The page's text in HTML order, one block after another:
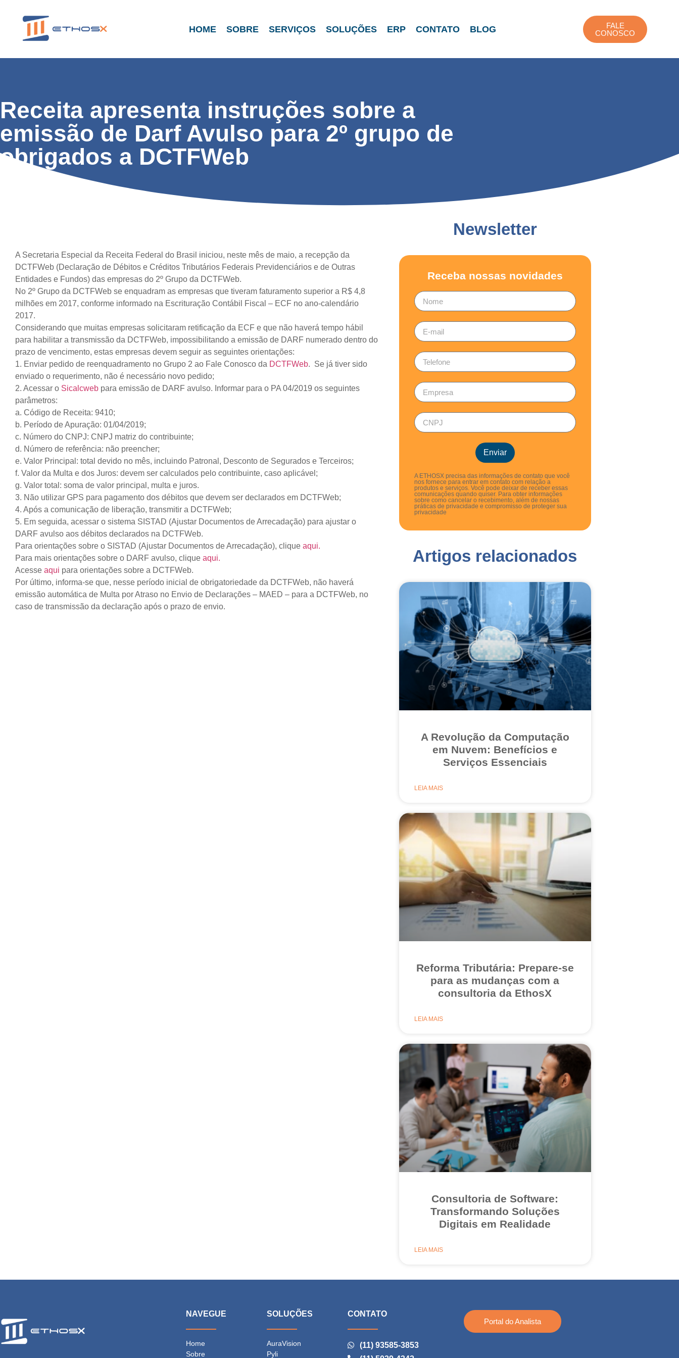
HOME SOBRE SERVIÇOS SOLUÇÕES ERP CONTATO BLOG
FALE
CONOSCO
Receita apresenta instruções sobre a
emissão de Darf Avulso para 2º grupo de
obrigados a DCTFWeb
A Secretaria Especial da Receita Federal do Brasil iniciou, neste mês de maio, a recepção da
DCTFWeb (Declaração de Débitos e Créditos Tributários Federais Previdenciários e de Outras
Entidades e Fundos) das empresas do 2º Grupo da DCTFWeb.
No 2º Grupo da DCTFWeb se enquadram as empresas que tiveram faturamento superior a R$ 4,8
milhões em 2017, conforme informado na Escrituração Contábil Fiscal – ECF no ano-calendário
2017.
Considerando que muitas empresas solicitaram retificação da ECF e que não haverá tempo hábil
para habilitar a transmissão da DCTFWeb, impossibilitando a emissão de DARF numerado dentro do
prazo de vencimento, estas empresas devem seguir as seguintes orientações:
1. Enviar pedido de reenquadramento no Grupo 2 ao Fale Conosco da DCTFWeb. Se já tiver sido
enviado o requerimento, não é necessário novo pedido;
2. Acessar o Sicalcweb para emissão de DARF avulso. Informar para o PA 04/2019 os seguintes
parâmetros:
a. Código de Receita: 9410;
b. Período de Apuração: 01/04/2019;
c. Número do CNPJ: CNPJ matriz do contribuinte;
d. Número de referência: não preencher;
e. Valor Principal: total devido no mês, incluindo Patronal, Desconto de Segurados e Terceiros;
f. Valor da Multa e dos Juros: devem ser calculados pelo contribuinte, caso aplicável;
g. Valor total: soma de valor principal, multa e juros.
3. Não utilizar GPS para pagamento dos débitos que devem ser declarados em DCTFWeb;
4. Após a comunicação de liberação, transmitir a DCTFWeb;
5. Em seguida, acessar o sistema SISTAD (Ajustar Documentos de Arrecadação) para ajustar o
DARF avulso aos débitos declarados na DCTFWeb.
Para orientações sobre o SISTAD (Ajustar Documentos de Arrecadação), clique aqui.
Para mais orientações sobre o DARF avulso, clique aqui.
Acesse aqui para orientações sobre a DCTFWeb.
Por último, informa-se que, nesse período inicial de obrigatoriedade da DCTFWeb, não haverá
emissão automática de Multa por Atraso no Envio de Declarações – MAED – para a DCTFWeb, no
caso de transmissão da declaração após o prazo de envio.
Newsletter
Receba nossas novidades
Enviar
A ETHOSX precisa das informações de contato que você
nos fornece para entrar em contato com relação a
produtos e serviços. Você pode deixar de receber essas
comunicações quando quiser. Para obter informações
sobre como cancelar o recebimento, além de nossas
práticas de privacidade e compromisso de proteger sua
privacidade
Artigos relacionados
A Revolução da Computação
em Nuvem: Benefícios e
Serviços Essenciais
LEIA MAIS
Reforma Tributária: Prepare-se
para as mudanças com a
consultoria da EthosX
LEIA MAIS
Consultoria de Software:
Transformando Soluções
Digitais em Realidade
LEIA MAIS
NAVEGUE
Home
Sobre
SOLUÇÕES
AuraVision
Pyli
CONTATO
(11) 93585-3853
Portal do Analista